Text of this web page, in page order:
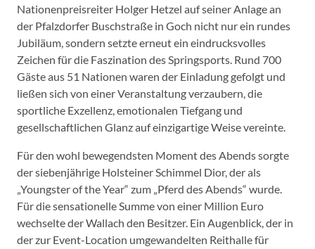
Nationenpreisreiter Holger Hetzel auf seiner Anlage an
der Pfalzdorfer Buschstraße in Goch nicht nur ein rundes
Jubiläum, sondern setzte erneut ein eindrucksvolles
Zeichen für die Faszination des Springsports. Rund 700
Gäste aus 51 Nationen waren der Einladung gefolgt und
ließen sich von einer Veranstaltung verzaubern, die
sportliche Exzellenz, emotionalen Tiefgang und
gesellschaftlichen Glanz auf einzigartige Weise vereinte.
Für den wohl bewegendsten Moment des Abends sorgte
der siebenjährige Holsteiner Schimmel Dior, der als
„Youngster of the Year“ zum „Pferd des Abends“ wurde.
Für die sensationelle Summe von einer Million Euro
wechselte der Wallach den Besitzer. Ein Augenblick, der in
der zur Event-Location umgewandelten Reithalle für